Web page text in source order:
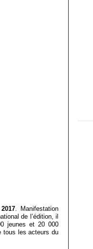
. Manifestation
de l’édition, il
jeunes et 20 000
tous les acteurs du